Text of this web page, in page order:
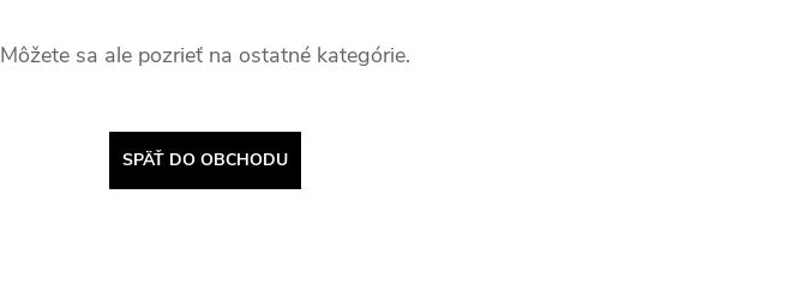
Môžete sa ale pozrieť na ostatné kategórie.
SPÄŤ DO OBCHODU